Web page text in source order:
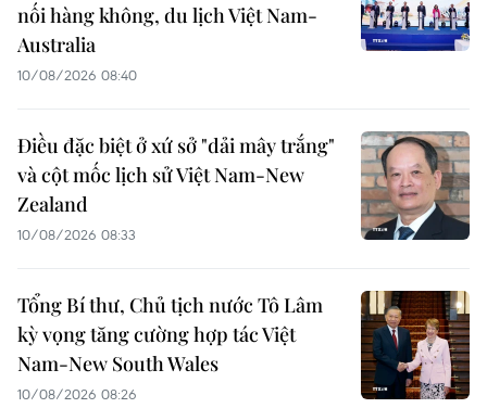
nối hàng không, du lịch Việt Nam-
Australia
10/08/2026 08:40
Điều đặc biệt ở xứ sở "dải mây trắng"
và cột mốc lịch sử Việt Nam-New
Zealand
10/08/2026 08:33
Tổng Bí thư, Chủ tịch nước Tô Lâm
kỳ vọng tăng cường hợp tác Việt
Nam-New South Wales
10/08/2026 08:26